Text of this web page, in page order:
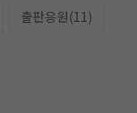
출판응원(11)